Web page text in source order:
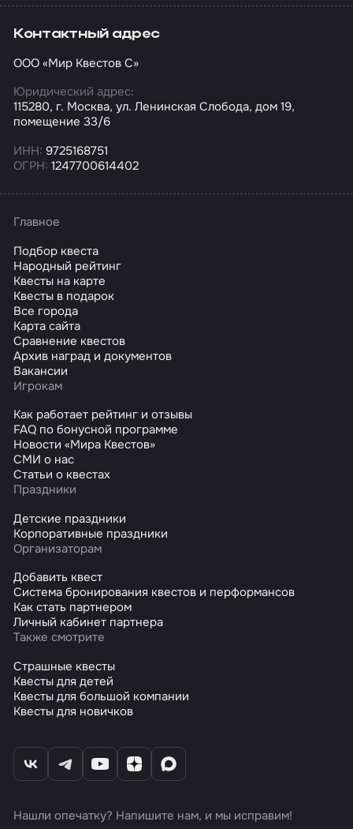
Контактный адрес
ООО «Мир Квестов С»
Юридический адрес:
115280, г. Москва, ул. Ленинская Слобода, дом 19,
помещение 33/6
ИНН: 9725168751
ОГРН: 1247700614402
Главное
Подбор квеста
Народный рейтинг
Квесты на карте
Квесты в подарок
Все города
Карта сайта
Сравнение квестов
Архив наград и документов
Вакансии
Игрокам
Как работает рейтинг и отзывы
FAQ по бонусной программе
Новости «Мира Квестов»
СМИ о нас
Статьи о квестах
Праздники
Детские праздники
Корпоративные праздники
Организаторам
Добавить квест
Система бронирования квестов и перформансов
Как стать партнером
Личный кабинет партнера
Также смотрите
Страшные квесты
Квесты для детей
Квесты для большой компании
Квесты для новичков
Нашли опечатку? Напишите нам, и мы исправим!